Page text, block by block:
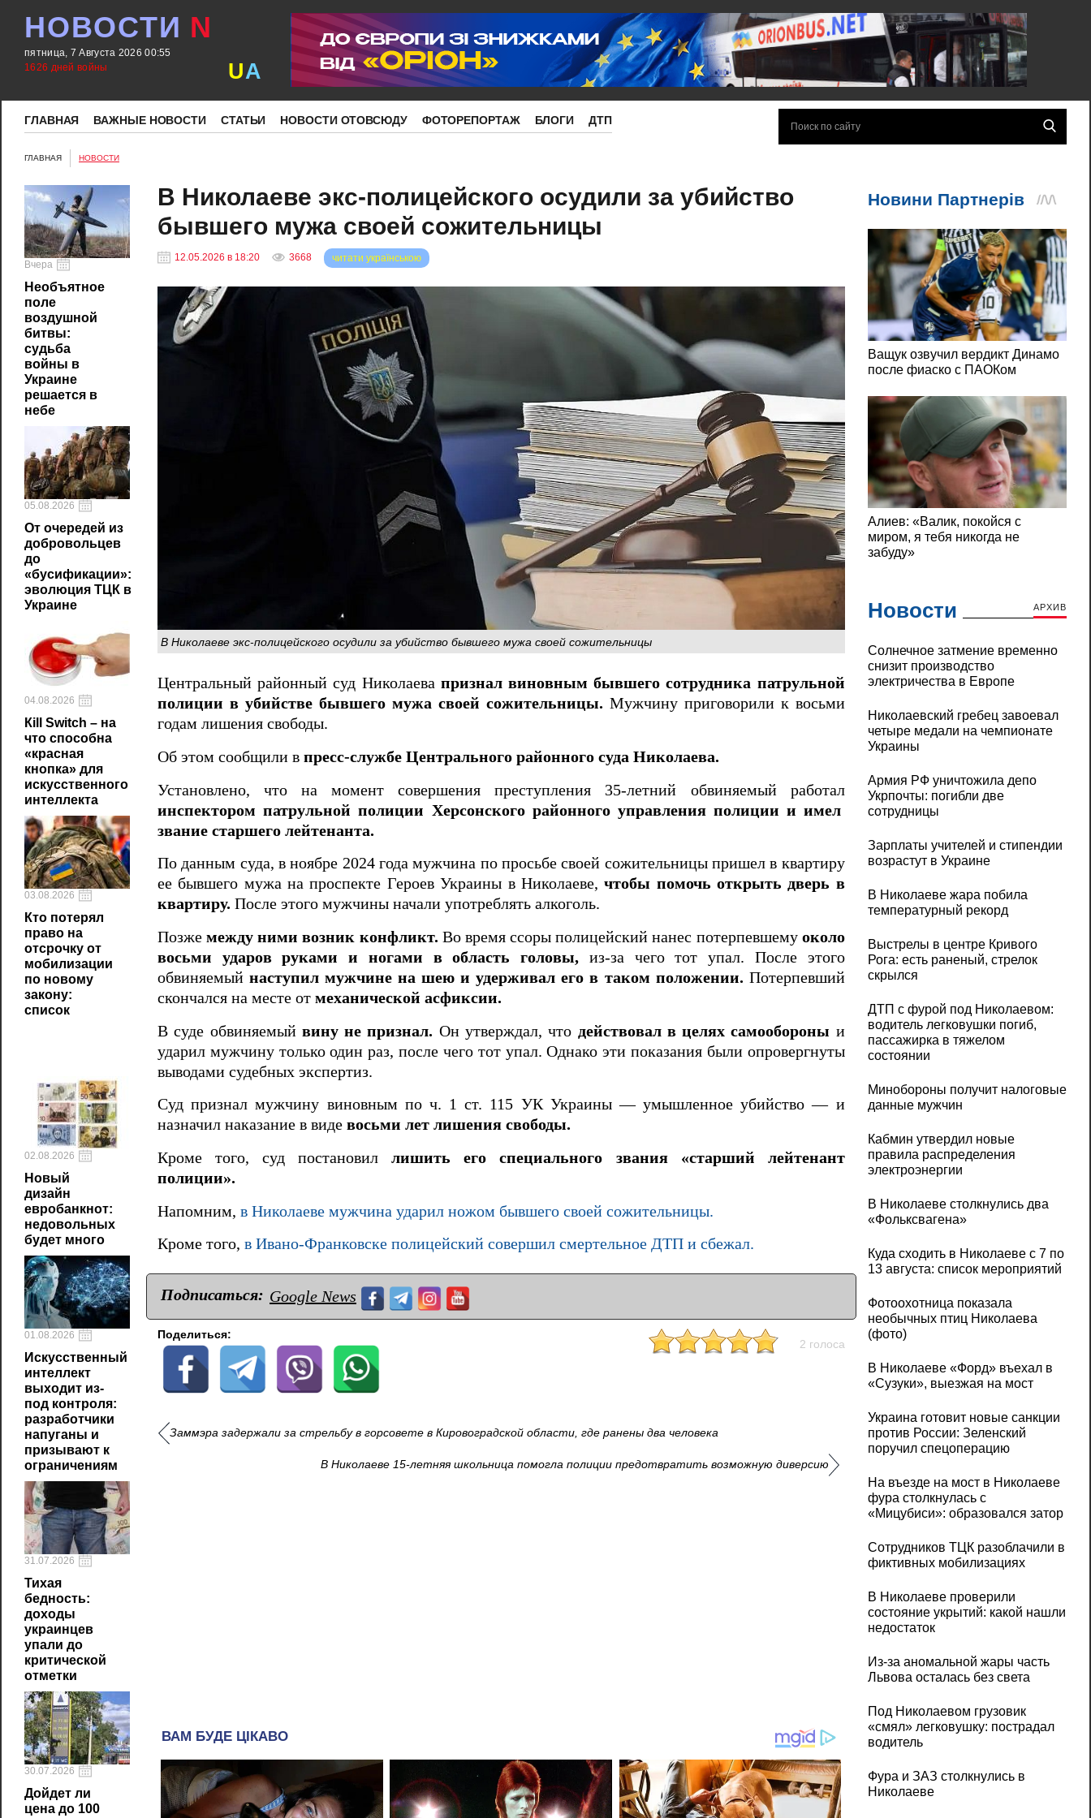
НОВОСТИ N
пятница, 7 Августа 2026 00:55
1626 дней войны
UA
ГЛАВНАЯ ВАЖНЫЕ НОВОСТИ СТАТЬИ НОВОСТИ ОТОВСЮДУ ФОТОРЕПОРТАЖ БЛОГИ ДТП
ГЛАВНАЯ НОВОСТИ
Вчера
Необъятное
поле
воздушной
битвы:
судьба
войны в
Украине
решается в
небе
05.08.2026
От очередей из
добровольцев
до
«бусификации»:
эволюция ТЦК в
Украине
04.08.2026
Кill Switch – на
что способна
«красная
кнопка» для
искусственного
интеллекта
03.08.2026
Кто потерял
право на
отсрочку от
мобилизации
по новому
закону:
список
02.08.2026
Новый
дизайн
евробанкнот:
недовольных
будет много
01.08.2026
Искусственный
интеллект
выходит из-
под контроля:
разработчики
напуганы и
призывают к
ограничениям
31.07.2026
Тихая
бедность:
доходы
украинцев
упали до
критической
отметки
30.07.2026
Дойдет ли
цена до 100
В Николаеве экс-полицейского осудили за убийство
бывшего мужа своей сожительницы
12.05.2026 в 18:20 3668 читати українською
В Николаеве экс-полицейского осудили за убийство бывшего мужа своей сожительницы
Центральный районный суд Николаева признал виновным бывшего сотрудника патрульной
полиции в убийстве бывшего мужа своей сожительницы. Мужчину приговорили к восьми
годам лишения свободы.
Об этом сообщили в пресс-службе Центрального районного суда Николаева.
Установлено, что на момент совершения преступления 35-летний обвиняемый работал
инспектором патрульной полиции Херсонского районного управления полиции и имел
звание старшего лейтенанта.
По данным суда, в ноябре 2024 года мужчина по просьбе своей сожительницы пришел в квартиру
ее бывшего мужа на проспекте Героев Украины в Николаеве,чтобы помочь открыть дверь в
квартиру. После этого мужчины начали употреблять алкоголь.
Позжемежду ними возник конфликт. Во время ссоры полицейский нанес потерпевшему около
восьми ударов руками и ногами в область головы, из-за чего тот упал. После этого
обвиняемыйнаступил мужчине на шею и удерживал его в таком положении. Потерпевший
скончался на месте от механической асфиксии.
В суде обвиняемый вину не признал. Он утверждал, что действовал в целях самообороны и
ударил мужчину только один раз, после чего тот упал. Однако эти показания были опровергнуты
выводами судебных экспертиз.
Суд признал мужчину виновным по ч. 1 ст. 115 УК Украины — умышленное убийство — и
назначил наказание в виде восьми лет лишения свободы.
Кроме того, суд постановиллишить его специального звания «старший лейтенант
полиции».
Напомним, в Николаеве мужчина ударил ножом бывшего своей сожительницы.
Кроме того, в Ивано-Франковске полицейский совершил смертельное ДТП и сбежал.
Подписаться: Google News
Поделиться:
2 голоса
Заммэра задержали за стрельбу в горсовете в Кировоградской области, где ранены два человека
В Николаеве 15-летняя школьница помогла полиции предотвратить возможную диверсию
Новости АРХИВ
Солнечное затмение временно
снизит производство
электричества в Европе
Николаевский гребец завоевал
четыре медали на чемпионате
Украины
Армия РФ уничтожила депо
Укрпочты: погибли две
сотрудницы
Зарплаты учителей и стипендии
возрастут в Украине
В Николаеве жара побила
температурный рекорд
Выстрелы в центре Кривого
Рога: есть раненый, стрелок
скрылся
ДТП с фурой под Николаевом:
водитель легковушки погиб,
пассажирка в тяжелом
состоянии
Минобороны получит налоговые
данные мужчин
Кабмин утвердил новые
правила распределения
электроэнергии
В Николаеве столкнулись два
«Фольксвагена»
Куда сходить в Николаеве с 7 по
13 августа: список мероприятий
Фотоохотница показала
необычных птиц Николаева
(фото)
В Николаеве «Форд» въехал в
«Сузуки», выезжая на мост
Украина готовит новые санкции
против России: Зеленский
поручил спецоперацию
На въезде на мост в Николаеве
фура столкнулась с
«Мицубиси»: образовался затор
Сотрудников ТЦК разоблачили в
фиктивных мобилизациях
В Николаеве проверили
состояние укрытий: какой нашли
недостаток
Из-за аномальной жары часть
Львова осталась без света
Под Николаевом грузовик
«смял» легковушку: пострадал
водитель
Фура и ЗАЗ столкнулись в
Николаеве